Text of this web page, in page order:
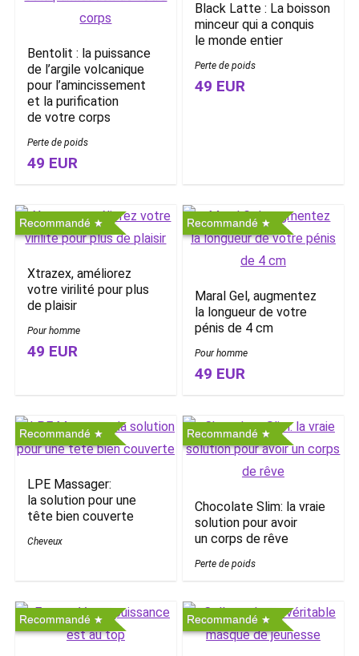
Bentolit : la puissance
de l’argile volcanique
pour l’amincissement
et la purification
de votre corps
Perte de poids
49 EUR
Black Latte : La boisson
minceur qui a conquis
le monde entier
Perte de poids
49 EUR
Recommandé
Xtrazex, améliorez
votre virilité pour plus
de plaisir
Pour homme
49 EUR
Recommandé
Maral Gel, augmentez
la longueur de votre
pénis de 4 cm
Pour homme
49 EUR
Recommandé
LPE Massager:
la solution pour une
tête bien couverte
Cheveux
Recommandé
Chocolate Slim: la vraie
solution pour avoir
un corps de rêve
Perte de poids
Recommandé Recommandé